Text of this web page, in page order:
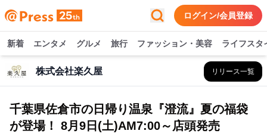
ログイン/会員登録
新着 エンタメ グルメ 旅行 ファッション・美容 ライフスタ
株式会社楽久屋 リリース一覧
千葉県佐倉市の日帰り温泉『澄流』夏の福袋
が登場！ 8月9日(土)AM7:00～店頭発売